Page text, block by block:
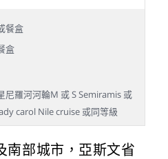
餐盒
盒
河河輪M 或 S Semiramis 或
carol Nile cruise 或同等級
南部城市，亞斯文省